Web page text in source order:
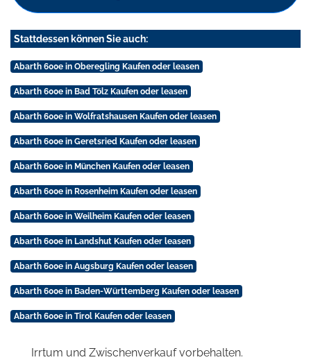
Stattdessen können Sie auch:
Abarth 600e in Oberegling Kaufen oder leasen
Abarth 600e in Bad Tölz Kaufen oder leasen
Abarth 600e in Wolfratshausen Kaufen oder leasen
Abarth 600e in Geretsried Kaufen oder leasen
Abarth 600e in München Kaufen oder leasen
Abarth 600e in Rosenheim Kaufen oder leasen
Abarth 600e in Weilheim Kaufen oder leasen
Abarth 600e in Landshut Kaufen oder leasen
Abarth 600e in Augsburg Kaufen oder leasen
Abarth 600e in Baden-Württemberg Kaufen oder leasen
Abarth 600e in Tirol Kaufen oder leasen
Irrtum und Zwischenverkauf vorbehalten.